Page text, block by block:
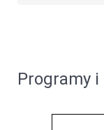
Programy